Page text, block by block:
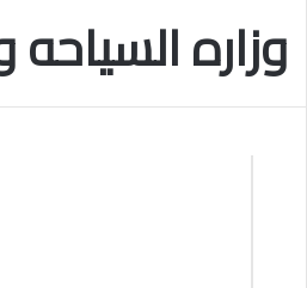
وزاره السياحه